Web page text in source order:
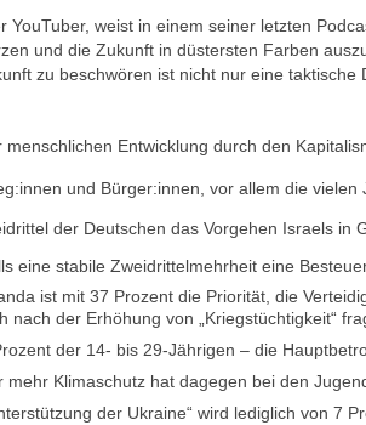
YouTuber, weist in einem seiner letzten
und die Zukunft in düstersten Farben
zu beschwören ist nicht nur eine taktische
Entwicklung durch den
und Bürger:innen, vor allem die vielen
der Deutschen das Vorgehen Israels in
eine stabile Zweidrittelmehrheit eine
ist mit 37 Prozent die Priorität, die
nach der Erhöhung von „Kriegstüchtigkeit“
der 14- bis 29-Jährigen – die
mehr Klimaschutz hat dagegen bei den
der Ukraine“ wird lediglich von 7